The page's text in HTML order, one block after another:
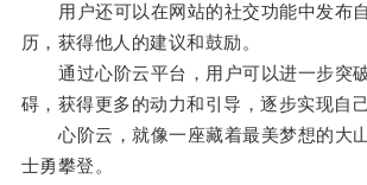
用户还可以在网站的社交功能中发布
历，获得他人的建议和鼓励。
通过心阶云平台，用户可以进一步突
碍，获得更多的动力和引导，逐步实现自
心阶云，就像一座藏着最美梦想的大
士勇攀登。